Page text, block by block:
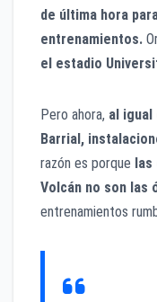
de última hora
entrenamientos.
el estadio
Pero ahora, al igual
Barrial,
razón es porque las
Volcán no son las
entrenamientos